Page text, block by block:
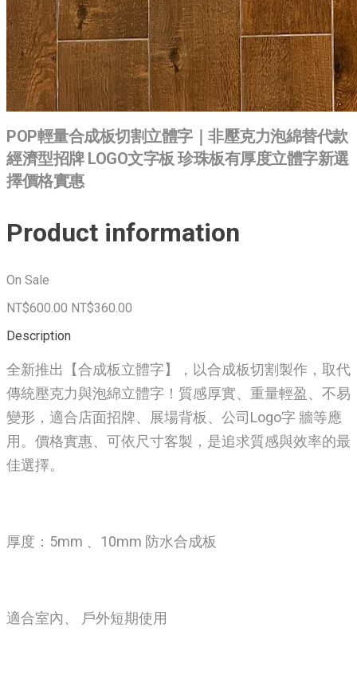
POP輕量合成板切割立體字｜非壓克力泡綿替代款
經濟型招牌 LOGO文字板 珍珠板有厚度立體字新選
擇價格實惠
Product information
On Sale
NT$600.00 NT$360.00
Description
全新推出【合成板立體字】，以合成板切割製作，取代
傳統壓克力與泡綿立體字！質感厚實、重量輕盈、不易
變形，適合店面招牌、展場背板、公司Logo字 牆等應
用。價格實惠、可依尺寸客製，是追求質感與效率的最
佳選擇。
厚度：5mm 、10mm 防水合成板
適合室內、 戶外短期使用